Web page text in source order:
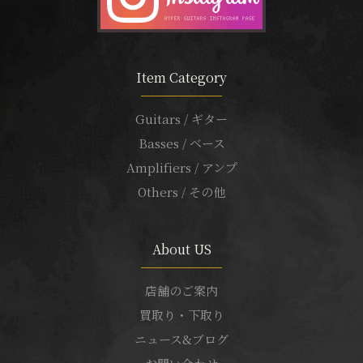
Item Category
Guitars / ギター
Basses / ベース
Amplifiers / アンプ
Others / その他
About US
店舗のご案内
買取り・下取り
ニュース&ブログ